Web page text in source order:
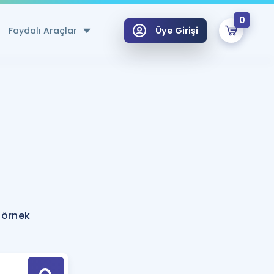
Faydalı Araçlar
Hesaplama Aracı
için Öneriler
Tek Takvimde
Üye Girişi
0